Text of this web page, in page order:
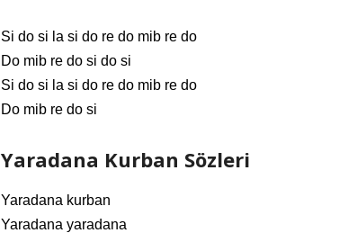
Si do si la si do re do mib re do
Do mib re do si do si
Si do si la si do re do mib re do
Do mib re do si
Yaradana Kurban Sözleri
Yaradana kurban
Yaradana yaradana